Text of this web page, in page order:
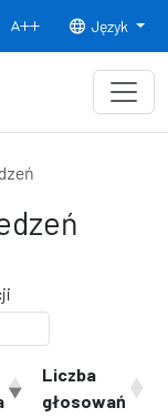
Normalny rozmiar czcionki
Rozmiar czcionki 150% Rozmiar
Język
Liczba
głosowań